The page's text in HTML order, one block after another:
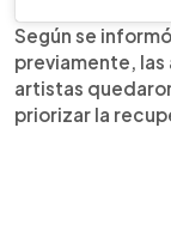
Según se
previamente,
artistas
priorizar la